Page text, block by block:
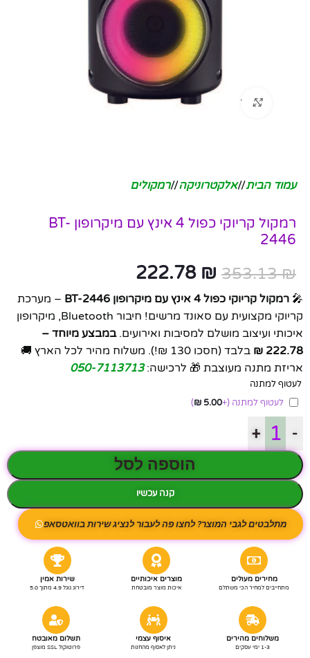
לחץ להגדלה
עמוד הבית/ אלקטרוניקה/ רמקולים
רמקול קריוקי כפול 4 אינץ עם מיקרופון BT-
2446
353.13₪
222.78 ₪
🎤 רמקול קריוקי כפול 4 אינץ עם מיקרופון BT-2446
– מערכת
קריוקי מקצועית עם סאונד מרשים! חיבור Bluetooth, מיקרופון
איכותי ועיצוב מושלם למסיבות ואירועים.במבצע מיוחד –
222.78 ₪
בלבד (חסכו 130 ₪!). משלוח מהיר לכל הארץ 🚚
אריזת מתנה מעוצבת 🎁 לרכישה:050-7113713
לעטוף למתנה
לעטוף למתנה (+
5.00
₪
)
-
+
הוספה לסל
קנה עכשיו
מתלבטים לגבי המוצר? לחצו פה לעבור לנציג שירות בוואטסאפ
מחירים מעולים
מתחייבים למחיר הכי משתלם
מוצרים איכותיים
איכות מוצר מובטחת
שירות אמין
דירוג גוגל 4.9 מתוך 5.0
משלוחים מהירים
1-3 ימי עסקים
איסוף עצמי
ניתן לאסוף מהחנות
תשלום מאובטח
פרוטוקול SSL מוצפן